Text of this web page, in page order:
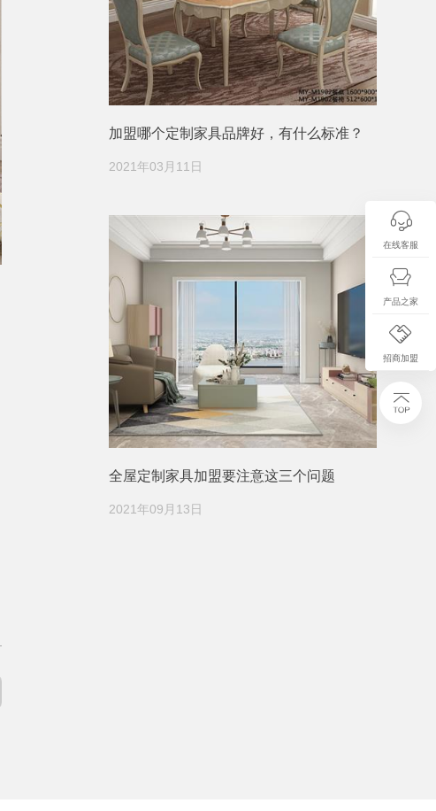
加盟哪个定制家具品牌好，有什么标准？
2021年03月11日
全屋定制家具加盟要注意这三个问题
2021年09月13日
在线客服
产品之家
招商加盟